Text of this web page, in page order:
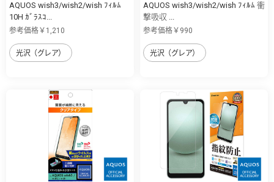
AQUOS wish3/wish2/wish ﾌｨﾙﾑ
10H ｶﾞﾗｽｺ...
参考価格￥1,210
光沢（グレア）
AQUOS wish3/wish2/wish ﾌｨﾙﾑ 衝
撃吸収 ...
参考価格￥990
光沢（グレア）